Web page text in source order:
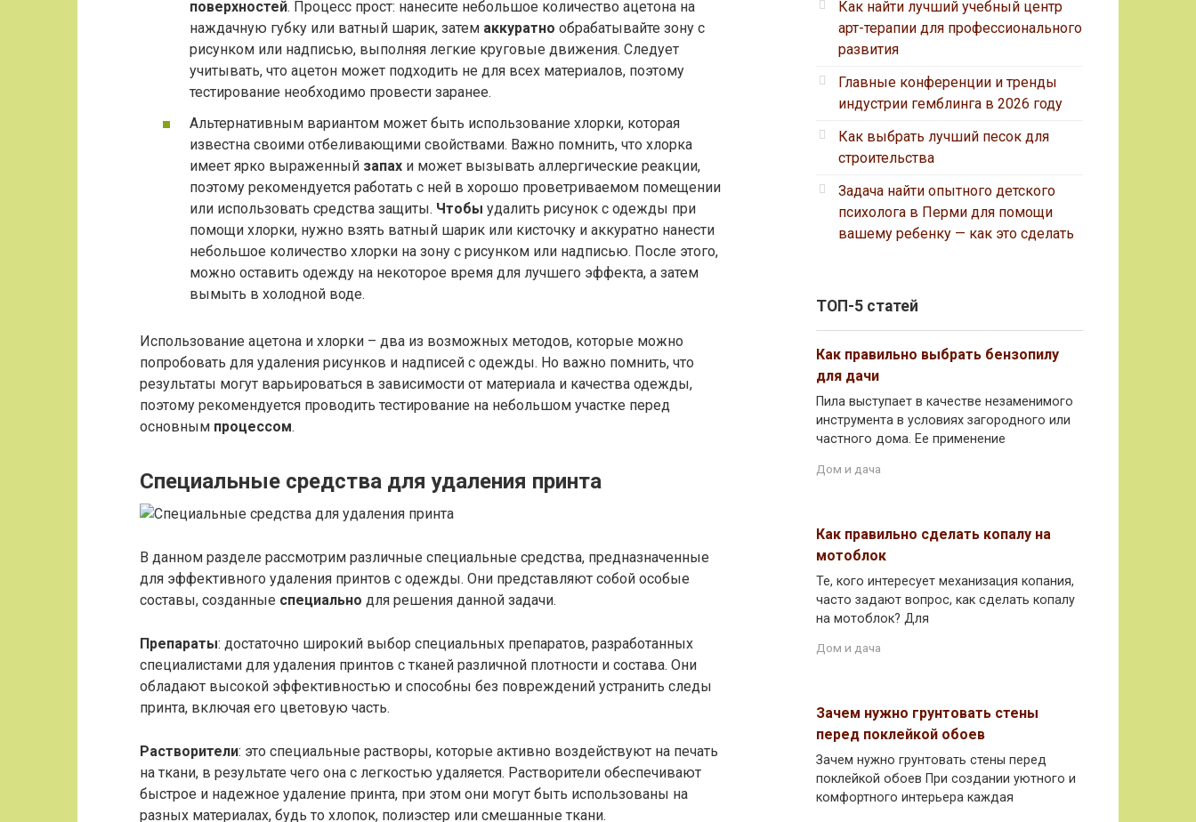
поверхностей. Процесс прост: нанесите небольшое количество ацетона на
наждачную губку или ватный шарик, затем аккуратно обрабатывайте зону с
рисунком или надписью, выполняя легкие круговые движения. Следует
учитывать, что ацетон может подходить не для всех материалов, поэтому
тестирование необходимо провести заранее.
Альтернативным вариантом может быть использование хлорки, которая
известна своими отбеливающими свойствами. Важно помнить, что хлорка
имеет ярко выраженный запах и может вызывать аллергические реакции,
поэтому рекомендуется работать с ней в хорошо проветриваемом помещении
или использовать средства защиты. Чтобы удалить рисунок с одежды при
помощи хлорки, нужно взять ватный шарик или кисточку и аккуратно нанести
небольшое количество хлорки на зону с рисунком или надписью. После этого,
можно оставить одежду на некоторое время для лучшего эффекта, а затем
вымыть в холодной воде.
Использование ацетона и хлорки – два из возможных методов, которые можно
попробовать для удаления рисунков и надписей с одежды. Но важно помнить, что
результаты могут варьироваться в зависимости от материала и качества одежды,
поэтому рекомендуется проводить тестирование на небольшом участке перед
основным процессом.
Специальные средства для удаления принта
В данном разделе рассмотрим различные специальные средства, предназначенные
для эффективного удаления принтов с одежды. Они представляют собой особые
составы, созданные специально для решения данной задачи.
Препараты: достаточно широкий выбор специальных препаратов, разработанных
специалистами для удаления принтов с тканей различной плотности и состава. Они
обладают высокой эффективностью и способны без повреждений устранить следы
принта, включая его цветовую часть.
Растворители: это специальные растворы, которые активно воздействуют на печать
на ткани, в результате чего она с легкостью удаляется. Растворители обеспечивают
быстрое и надежное удаление принта, при этом они могут быть использованы на
разных материалах, будь то хлопок, полиэстер или смешанные ткани.
Как найти лучший учебный центр
арт-терапии для профессионального
развития
Главные конференции и тренды
индустрии гемблинга в 2026 году
Как выбрать лучший песок для
строительства
Задача найти опытного детского
психолога в Перми для помощи
вашему ребенку — как это сделать
ТОП-5 статей
Как правильно выбрать бензопилу
для дачи
Пила выступает в качестве незаменимого
инструмента в условиях загородного или
частного дома. Ее применение
Дом и дача
Как правильно сделать копалу на
мотоблок
Те, кого интересует механизация копания,
часто задают вопрос, как сделать копалу
на мотоблок? Для
Дом и дача
Зачем нужно грунтовать стены
перед поклейкой обоев
Зачем нужно грунтовать стены перед
поклейкой обоев При создании уютного и
комфортного интерьера каждая